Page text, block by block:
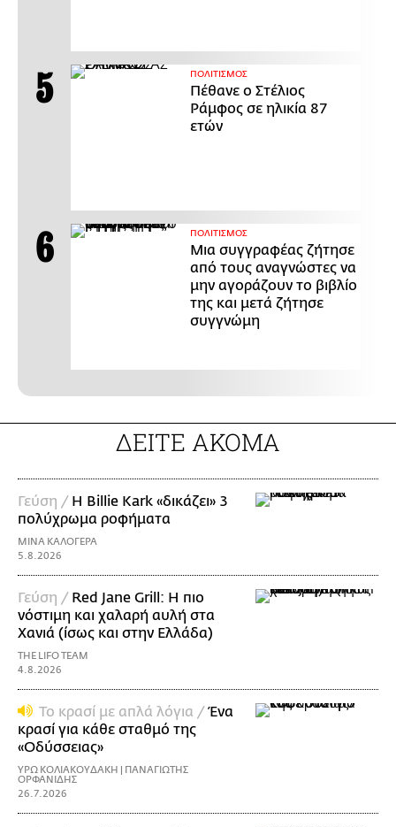
ΠΟΛΙΤΙΣΜΟΣ
Πέθανε ο Στέλιος
Ράμφος σε ηλικία 87
ετών
ΠΟΛΙΤΙΣΜΟΣ
Μια συγγραφέας ζήτησε
από τους αναγνώστες να
μην αγοράζουν το βιβλίο
της και μετά ζήτησε
συγγνώμη
ΔΕΙΤΕ ΑΚΟΜΑ
Γεύση / H Billie Kark «δικάζει» 3
πολύχρωμα ροφήματα
ΜΙΝΑ ΚΑΛΟΓΕΡΑ
5.8.2026
Γεύση / Red Jane Grill: Η πιο
νόστιμη και χαλαρή αυλή στα
Χανιά (ίσως και στην Ελλάδα)
THE LIFO TEAM
4.8.2026
Το κρασί με απλά λόγια /Ένα
κρασί για κάθε σταθμό της
«Οδύσσειας»
ΥΡΩ ΚΟΛΙΑΚΟΥΔΑΚΗ | ΠΑΝΑΓΙΩΤΗΣ
ΟΡΦΑΝΙΔΗΣ
26.7.2026